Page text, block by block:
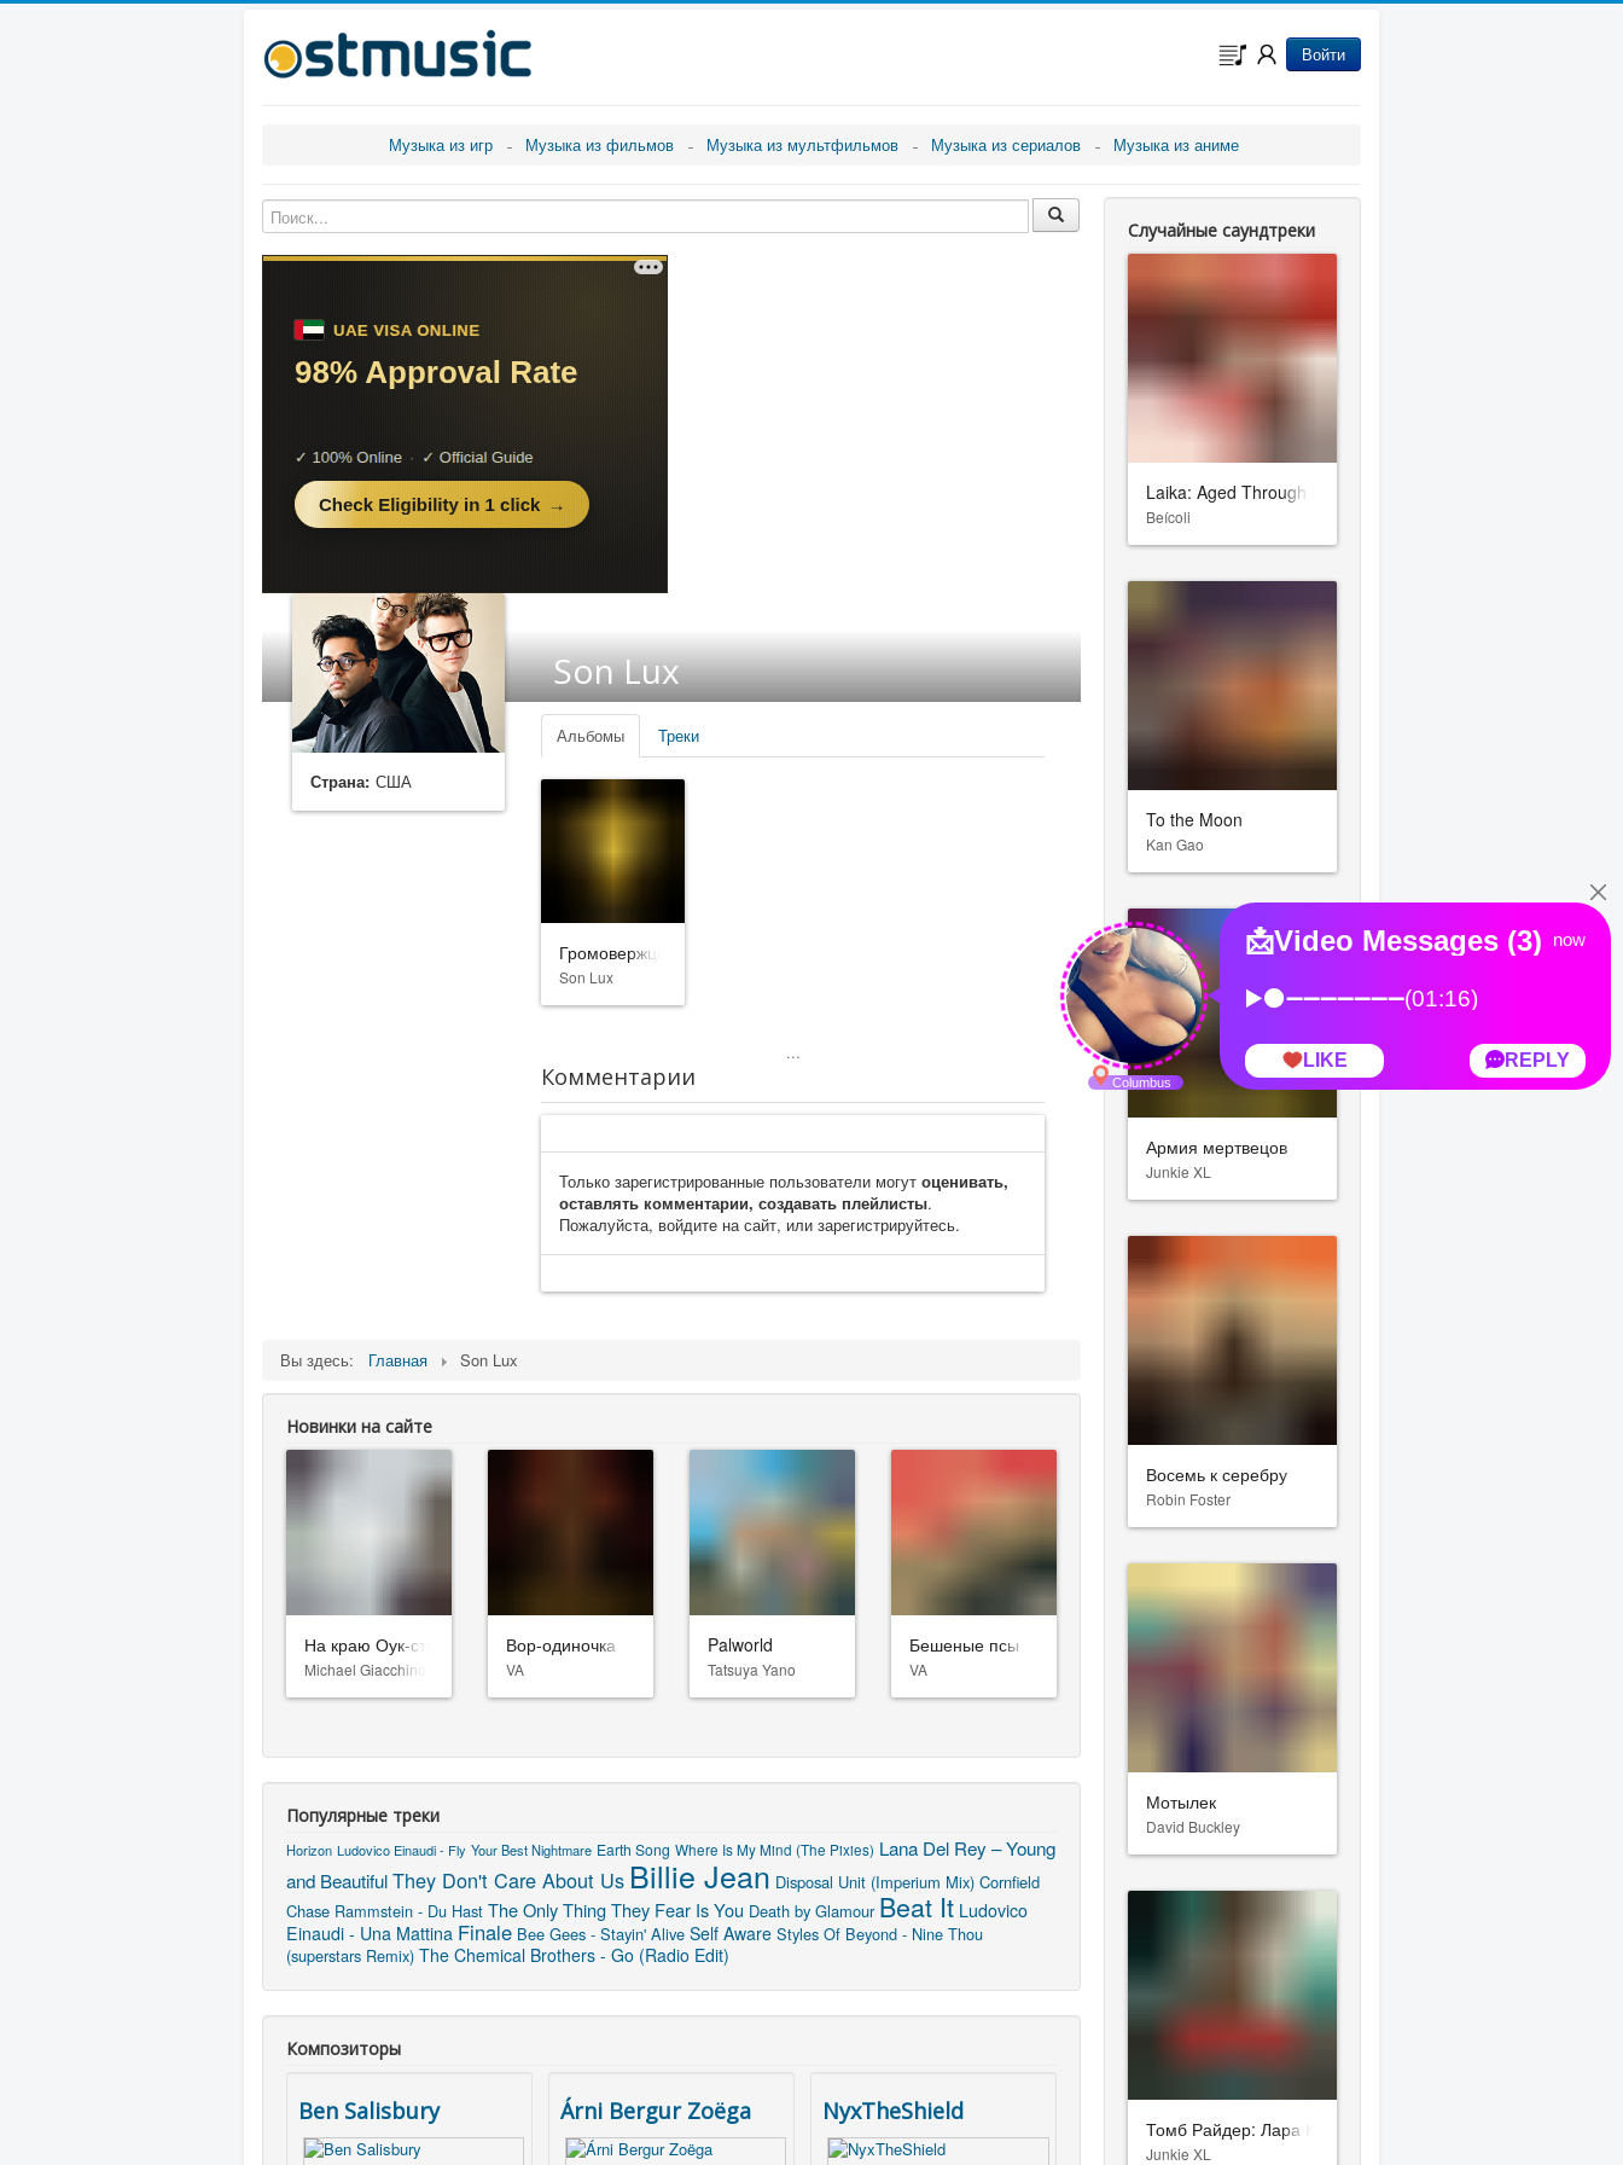
Войти
Музыка из игр Музыка из фильмов Музыка из мультфильмов Музыка из сериалов Музыка из аниме
Son Lux
Страна: США
Альбомы Треки
Громовержцы*
Son Lux
...
Комментарии
Только зарегистрированные пользователи могутоценивать,
оставлять комментарии, создавать плейлисты.
Пожалуйста, войдите на сайт, или зарегистрируйтесь.
Вы здесь: Главная Son Lux
Новинки на сайте
На краю Оук-стрит
Michael Giacchino
Вор-одиночка
VA
Palworld
Tatsuya Yano
Бешеные псы
VA
Популярные треки
Horizon Ludovico Einaudi - Fly Your Best Nightmare Earth Song Where Is My Mind (The Pixies) Lana Del Rey – Young
and BeautifulThey Don't Care About Us Billie Jean Disposal Unit (Imperium Mix) Cornfield
Chase Rammstein - Du Hast The Only Thing They Fear Is You Death by Glamour Beat It Ludovico
Einaudi - Una Mattina Finale Bee Gees - Stayin' Alive Self Aware Styles Of Beyond - Nine Thou
(superstars Remix) The Chemical Brothers - Go (Radio Edit)
Композиторы
Ben Salisbury Árni Bergur Zoëga NyxTheShield
Случайные саундтреки
Laika: Aged Through Blood
Beícoli
To the Moon
Kan Gao
Армия мертвецов
Junkie XL
Восемь к серебру
Robin Foster
Мотылек
David Buckley
Томб Райдер: Лара Крофт
Junkie XL